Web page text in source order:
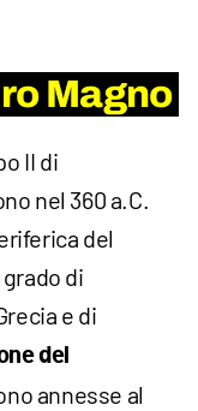
Magno
II di
nel 360 a.C.
del
di
e di
del
annesse al